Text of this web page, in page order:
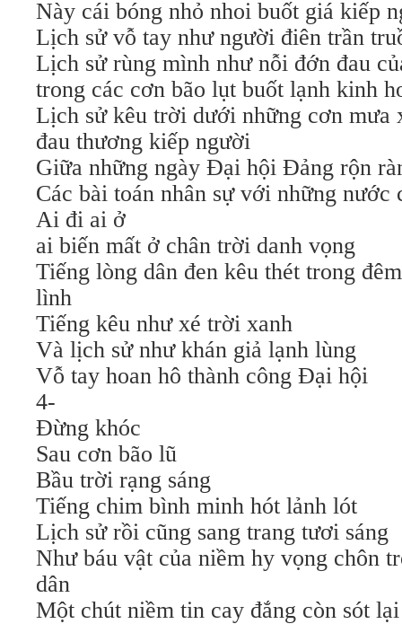
Này cái bóng nhỏ nhoi buốt giá kiếp
Lịch sử vỗ tay như người điên trần
Lịch sử rùng mình như nỗi đớn đau
trong các cơn bão lụt buốt lạnh kinh
Lịch sử kêu trời dưới những cơn mưa
đau thương kiếp người
Giữa những ngày Đại hội Đảng rộn
Các bài toán nhân sự với những nước
Ai đi ai ở
ai biến mất ở chân trời danh vọng
Tiếng lòng dân đen kêu thét trong
lình
Tiếng kêu như xé trời xanh
Và lịch sử như khán giả lạnh lùng
Vỗ tay hoan hô thành công Đại hội
4-
Đừng khóc
Sau cơn bão lũ
Bầu trời rạng sáng
Tiếng chim bình minh hót lảnh lót
Lịch sử rồi cũng sang trang tươi sáng
Như báu vật của niềm hy vọng chôn
dân
Một chút niềm tin cay đắng còn sót lại